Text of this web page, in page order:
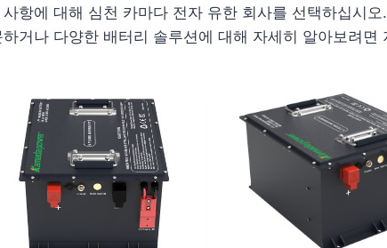
항에 대해 심천 카마다 전자 유한 회사를 선택하십시
거나 다양한 배터리 솔루션에 대해 자세히 알아보려면